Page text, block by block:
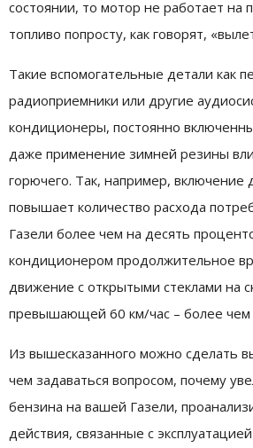
состоянии, то мотор не работает
топливо попросту, как говорят,
Такие вспомогательные детали как
радиоприемники или другие
кондиционеры, постоянно
даже применение зимней резины
горючего. Так, например, включение
повышает количество расхода
Газели более чем на десять
кондиционером продолжительное
движение с открытыми стеклами на
превышающей 60 км/час – более чем
Из вышесказанного можно сделать
чем задаваться вопросом, почему
бензина на вашей Газели,
действия, связанные с